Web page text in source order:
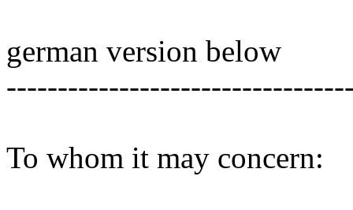
german version below
To whom it may concern: